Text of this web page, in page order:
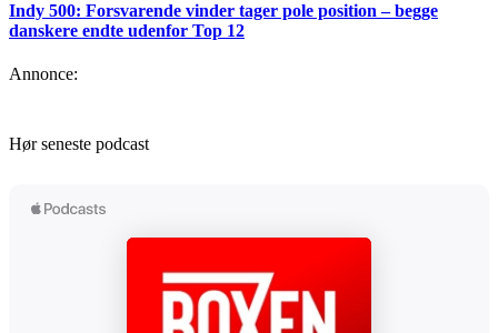
Indy 500: Forsvarende vinder tager pole position – begge
danskere endte udenfor Top 12
Annonce:
Hør seneste podcast